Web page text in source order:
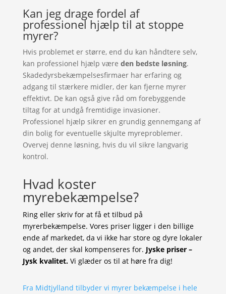
Kan jeg drage fordel af
professionel hjælp til at stoppe
myrer?
Hvis problemet er større, end du kan håndtere selv,
kan professionel hjælp være den bedste løsning.
Skadedyrsbekæmpelsesfirmaer har erfaring og
adgang til stærkere midler, der kan fjerne myrer
effektivt. De kan også give råd om forebyggende
tiltag for at undgå fremtidige invasioner.
Professionel hjælp sikrer en grundig gennemgang af
din bolig for eventuelle skjulte myreproblemer.
Overvej denne løsning, hvis du vil sikre langvarig
kontrol.
Hvad koster
myrebekæmpelse?
Ring eller skriv for at få et tilbud på
myrerbekæmpelse. Vores priser ligger i den billige
ende af markedet, da vi ikke har store og dyre lokaler
og andet, der skal kompenseres for. Jyske priser –
Jysk kvalitet.Vi glæder os til at høre fra dig!
Fra Midtjylland tilbyder vi myrer bekæmpelse i hele